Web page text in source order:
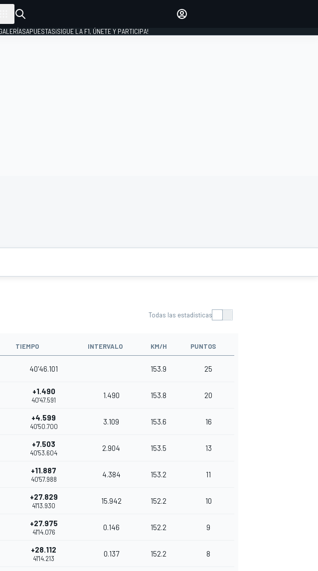
APUESTAS¡SIGUE LA F1, ÚNETE Y PARTICIPA!
Todas las estadísticas
TIEMPO INTERVALO KM/H PUNTOS
40'46.101 153.9 25
+1.490
40'47.591
1.490 153.8 20
+4.599
40'50.700
3.109 153.6 16
+7.503
40'53.604
2.904 153.5 13
+11.887
40'57.988
4.384 153.2 11
+27.829
41'13.930
15.942 152.2 10
+27.975
41'14.076
0.146 152.2 9
+28.112
41'14.213
0.137 152.2 8